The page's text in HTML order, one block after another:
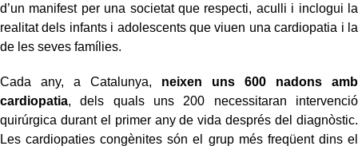
d’un manifest per una societat que respecti, aculli i inclogui la
realitat dels infants i adolescents que viuen una cardiopatia i la
de les seves famílies.
Cada any, a Catalunya, neixen uns 600 nadons amb
cardiopatia, dels quals uns 200 necessitaran intervenció
quirúrgica durant el primer any de vida després del diagnòstic.
Les cardiopaties congènites són el grup més freqüent dins el